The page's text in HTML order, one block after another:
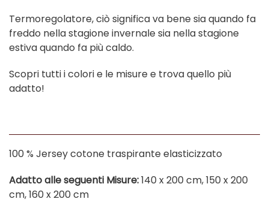
Termoregolatore, ciò significa va bene sia quando fa
freddo nella stagione invernale sia nella stagione
estiva quando fa più caldo.
Scopri tutti i colori e le misure e trova quello più
adatto!
100 % Jersey cotone traspirante elasticizzato
Adatto alle seguenti Misure:140 x 200 cm, 150 x 200
cm, 160 x 200 cm